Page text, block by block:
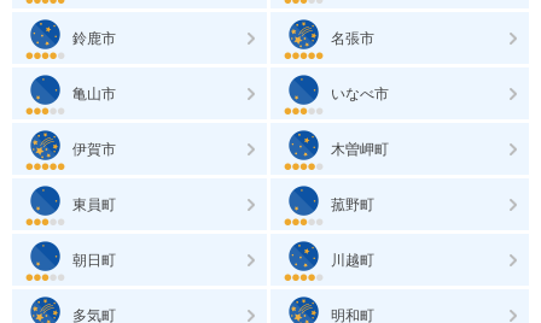
鈴鹿市 名張市
亀山市 いなべ市
伊賀市 木曽岬町
東員町 菰野町
朝日町 川越町
多気町 明和町